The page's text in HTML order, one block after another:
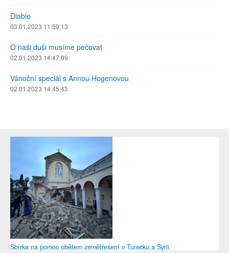
Diablo
03.01.2023 11:59:13
O naši duši musíme pečovat
02.01.2023 14:47:09
Vánoční speciál s Annou Hogenovou
02.01.2023 14:45:43
Sbírka na pomoc obětem zemětřesení v Turecku a Sýrii